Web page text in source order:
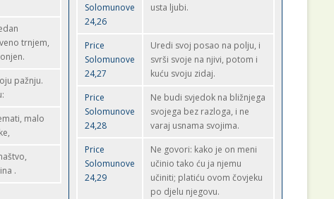
trnjem,
pažnju.
malo
.
Solomunove
24,26
usta ljubi.
Price
Solomunove
24,27
Uredi svoj posao na polju, i
svrši svoje na njivi, potom i
kuću svoju zidaj.
Price
Solomunove
24,28
Ne budi svjedok na bližnjega
svojega bez razloga, i ne
varaj usnama svojima.
Price
Solomunove
24,29
Ne govori: kako je on meni
učinio tako ću ja njemu
učiniti; platiću ovom čovjeku
po djelu njegovu.